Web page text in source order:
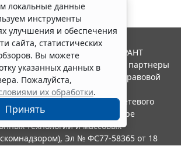
локальные данные
инструменты
улучшения и обеспечения
сайта, статистических
Вы можете
указанных данных в
Пожалуйста,
их обработки.
Принять
СЕРВИС", 2026. Система ГАРАНТ
года. Компания "Гарант" и ее партнеры
Российской ассоциации правовой
в качестве сетевого
службой по надзору в сфере
технологий и массовых
Эл № ФС77-58365 от 18